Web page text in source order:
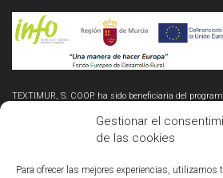
Gestionar el
de las cookies
Para ofrecer las mejores experiencias, utilizamos
TEXTIMUR, S. COOP. ha sido beneficiaria del
Instituto de Fomento de la Región de Murcia y
Desarrollo Regional (FEDER), cuyo objetivo es
mediante la implantación de metodologías de
EXPTE. N° 2024.08.HINO.000085